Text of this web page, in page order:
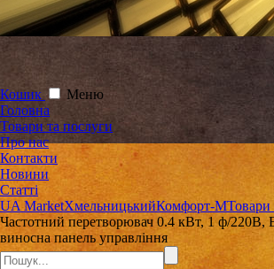
Кошик
Меню
Головна
Товари та послуги
Про нас
Контакти
Новини
Статті
UA MarketХмельницькийКомфорт-МТовари
Частотний перетворювач 0.4 кВт, 1 ф/220В,
виносна панель управління